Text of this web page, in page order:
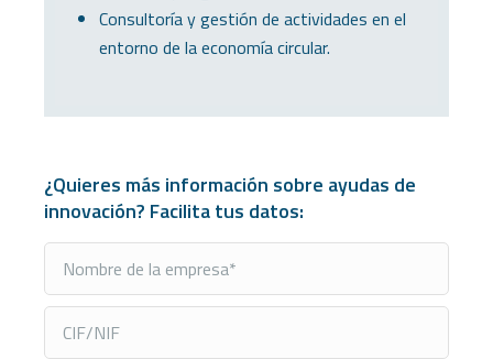
Consultoría y gestión de actividades en el
entorno de la economía circular.
¿Quieres más información sobre ayudas de
innovación? Facilita tus datos: